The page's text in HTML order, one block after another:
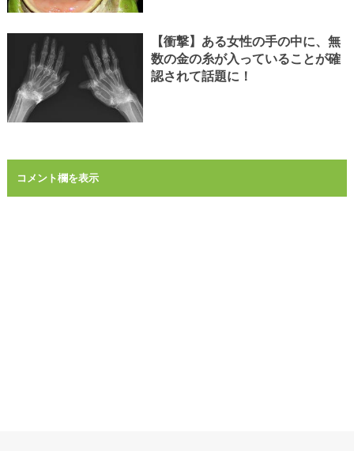
【衝撃】ある女性の手の中に、無
数の金の糸が入っていることが確
認されて話題に！
コメント欄を表示